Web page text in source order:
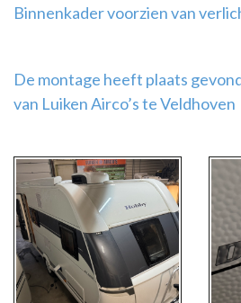
Binnenkader voorzien van
De montage heeft plaats
van Luiken Airco’s te Veldhoven